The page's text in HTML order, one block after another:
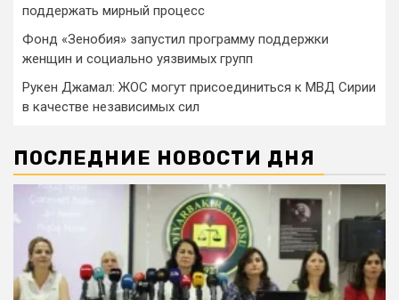
поддержать мирный процесс
Фонд «Зенобия» запустил программу поддержки
женщин и социально уязвимых групп
Рукен Джамал: ЖОС могут присоединиться к МВД Сирии
в качестве независимых сил
ПОСЛЕДНИЕ НОВОСТИ ДНЯ